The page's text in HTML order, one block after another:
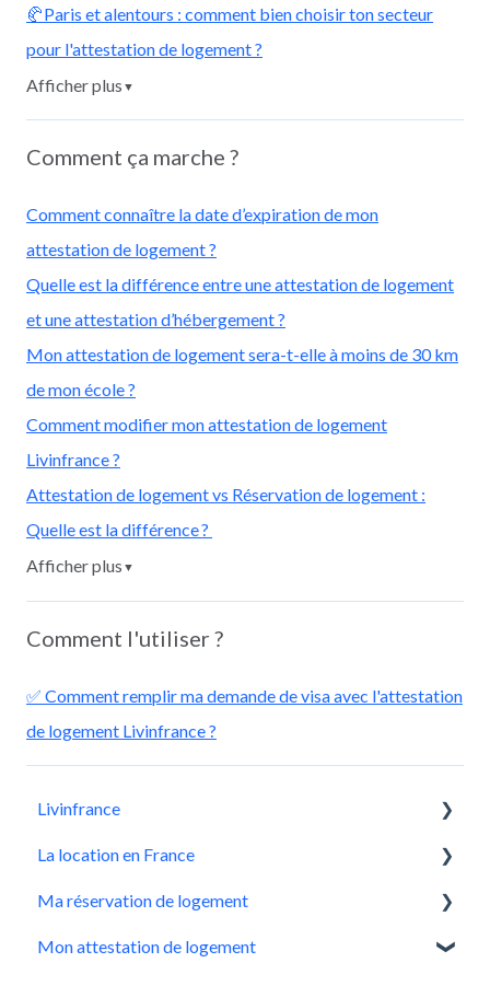
🥐Paris et alentours : comment bien choisir ton secteur
pour l'attestation de logement ?
Afficher plus ▼
Comment ça marche ?
Comment connaître la date d’expiration de mon
attestation de logement ?
Quelle est la différence entre une attestation de logement
et une attestation d’hébergement ?
Mon attestation de logement sera-t-elle à moins de 30 km
de mon école ?
Comment modifier mon attestation de logement
Livinfrance ?
Attestation de logement vs Réservation de logement :
Quelle est la différence ?
Afficher plus ▼
Comment l'utiliser ?
✅ Comment remplir ma demande de visa avec l'attestation
de logement Livinfrance ?
Livinfrance
Mieux nous connaître
Qui sommes-nous ?
La location en France
Livinfrance, la meilleure solution
Avant de réserver un logement
Ma réservation de logement
Faire une demande de réservation
Mon attestation de logement